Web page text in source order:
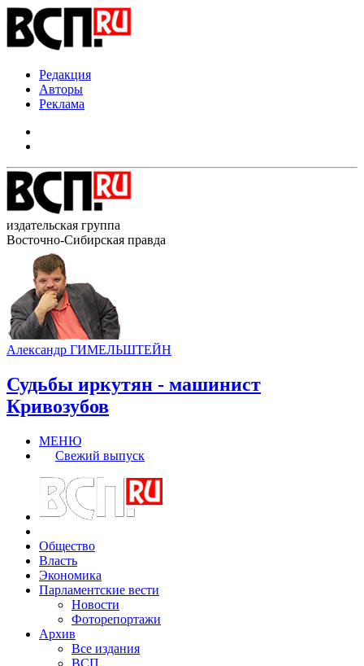
Редакция
Авторы
Реклама
издательская группа
Восточно-Сибирская правда
Александр ГИМЕЛЬШТЕЙН
Судьбы иркутян - машинист
Кривозубов
МЕНЮ
Свежий выпуск
Общество
Власть
Экономика
Парламентские вести
Новости
Фоторепортажи
Архив
Все издания
ВСП